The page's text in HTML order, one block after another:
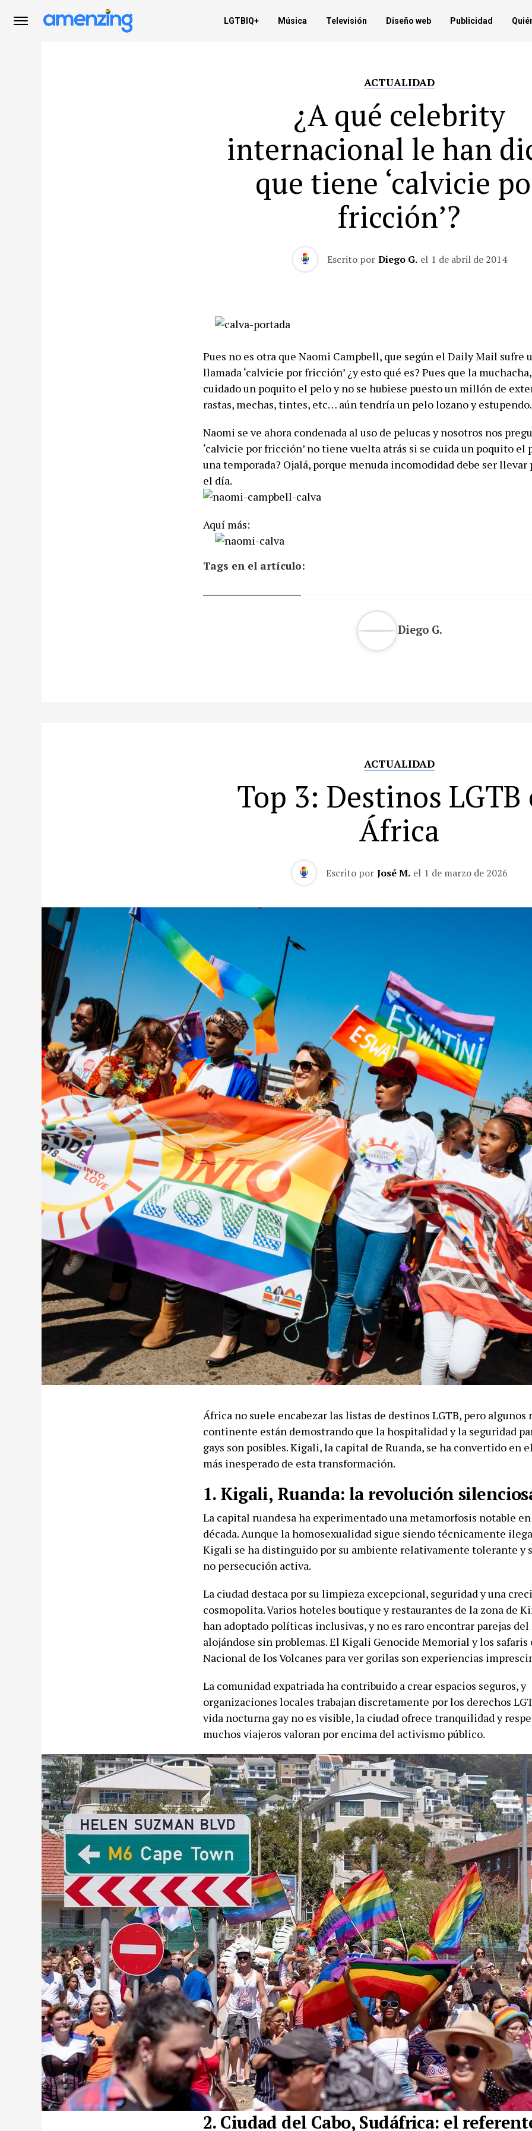
LGTBIQ+ Música Televisión Diseño web Publicidad
ACTUALIDAD
¿A qué celebrity
internacional le han
que tiene ‘calvicie
fricción’?
Escrito por Diego G. el 1 de abril de 2014
Pues no es otra que Naomi Campbell, que según el Daily Mail sufre
llamada ‘calvicie por fricción’ ¿y esto qué es? Pues que la
cuidado un poquito el pelo y no se hubiese puesto un millón de
rastas, mechas, tintes, etc… aún tendría un pelo lozano y estupendo.
Naomi se ve ahora condenada al uso de pelucas y nosotros nos
‘calvicie por fricción’ no tiene vuelta atrás si se cuida un poquito el
una temporada? Ojalá, porque menuda incomodidad debe ser llevar
el día.
Aquí más:
Tags en el artículo:
Diego G.
ACTUALIDAD
Top 3: Destinos LGTB
África
Escrito por José M. el 1 de marzo de 2026
África no suele encabezar las listas de destinos LGTB, pero
continente están demostrando que la hospitalidad y la seguridad
gays son posibles. Kigali, la capital de Ruanda, se ha convertido en
más inesperado de esta transformación.
1. Kigali, Ruanda: la revolución
La capital ruandesa ha experimentado una metamorfosis notable
década. Aunque la homosexualidad sigue siendo técnicamente
Kigali se ha distinguido por su ambiente relativamente tolerante y
no persecución activa.
La ciudad destaca por su limpieza excepcional, seguridad y una
cosmopolita. Varios hoteles boutique y restaurantes de la zona de
han adoptado políticas inclusivas, y no es raro encontrar parejas
alojándose sin problemas. El Kigali Genocide Memorial y los safaris
Nacional de los Volcanes para ver gorilas son experiencias
La comunidad expatriada ha contribuido a crear espacios seguros, y
organizaciones locales trabajan discretamente por los derechos
vida nocturna gay no es visible, la ciudad ofrece tranquilidad y
muchos viajeros valoran por encima del activismo público.
2. Ciudad del Cabo, Sudáfrica: el